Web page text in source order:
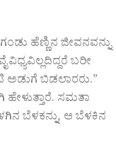
ಹೆಣ್ಣಿನ ಜೀವನವನ್ನು
ಬರೀ
ಅಡುಗೆ ಬಿಡಲಾರರು.”
ಹೇಳುತ್ತಾರೆ. ಸಮತಾ
ಬೆಳಕನ್ನು, ಆ ಬೆಳಕಿನ